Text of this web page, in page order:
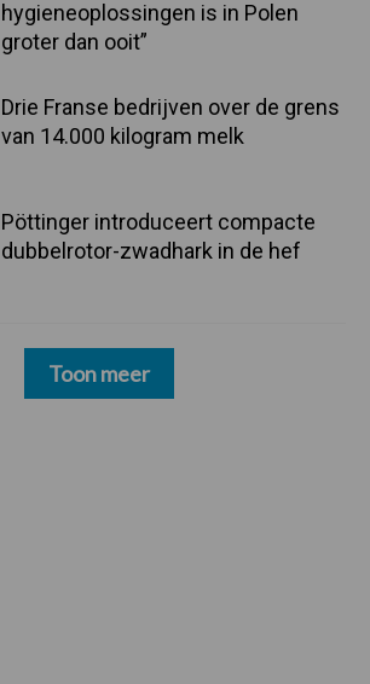
hygieneoplossingen is in Polen
groter dan ooit”
Drie Franse bedrijven over de grens
van 14.000 kilogram melk
Pöttinger introduceert compacte
dubbelrotor-zwadhark in de hef
Toon meer